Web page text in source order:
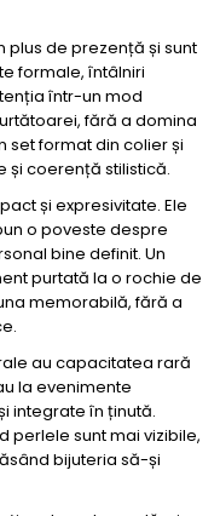
plus de prezență și sunt
formale, întâlniri
într-un mod
fără a domina
set format din colier și
coerență stilistică.
și expresivitate. Ele
o poveste despre
bine definit. Un
purtată la o rochie de
memorabilă, fără a
au capacitatea rară
la evenimente
integrate în ținută.
perlele sunt mai vizibile,
bijuteria să-și